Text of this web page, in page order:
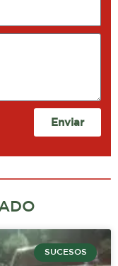
Enviar
SUCESOS